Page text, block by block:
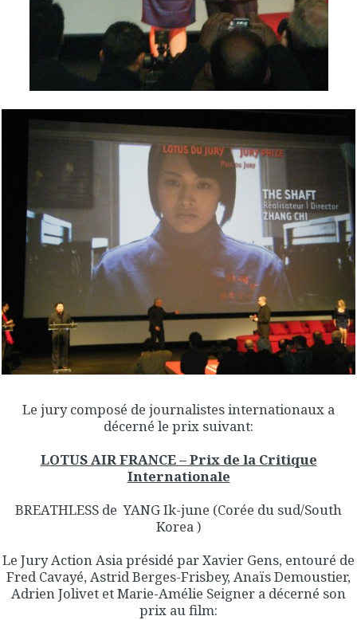
Le jury composé de journalistes internationaux a
décerné le prix suivant:
LOTUS AIR FRANCE – Prix de la Critique
Internationale
BREATHLESS de YANG Ik-june (Corée du sud/South
Korea )
Le Jury Action Asia présidé par Xavier Gens, entouré de
Fred Cavayé, Astrid Berges-Frisbey, Anaïs Demoustier,
Adrien Jolivet et Marie-Amélie Seigner a décerné son
prix au film: